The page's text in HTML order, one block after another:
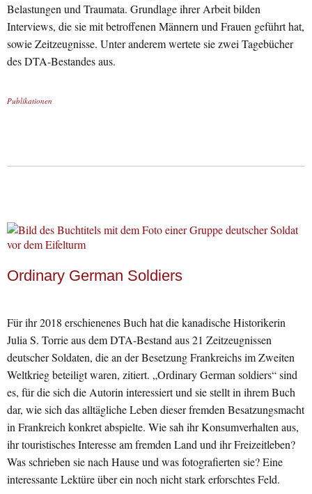
Belastungen und Traumata. Grundlage ihrer Arbeit bilden
Interviews, die sie mit betroffenen Männern und Frauen geführt hat,
sowie Zeitzeugnisse. Unter anderem wertete sie zwei Tagebücher
des DTA-Bestandes aus.
Publikationen
Ordinary German Soldiers
Für ihr 2018 erschienenes Buch hat die kanadische Historikerin
Julia S. Torrie aus dem DTA-Bestand aus 21 Zeitzeugnissen
deutscher Soldaten, die an der Besetzung Frankreichs im Zweiten
Weltkrieg beteiligt waren, zitiert. „Ordinary German soldiers“ sind
es, für die sich die Autorin interessiert und sie stellt in ihrem Buch
dar, wie sich das alltägliche Leben dieser fremden Besatzungsmacht
in Frankreich konkret abspielte. Wie sah ihr Konsumverhalten aus,
ihr touristisches Interesse am fremden Land und ihr Freizeitleben?
Was schrieben sie nach Hause und was fotografierten sie? Eine
interessante Lektüre über ein noch nicht stark erforschtes Feld.